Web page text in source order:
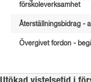
förskoleverksamhet
Återställningsbidrag -
Övergivet fordon -